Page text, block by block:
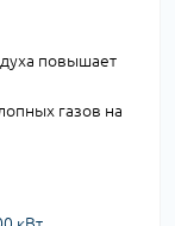
повышает
газов на